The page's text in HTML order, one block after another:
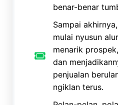
benar-benar
Sampai
mulai nyusun
menarik
dan
penjualan
ngiklan terus.